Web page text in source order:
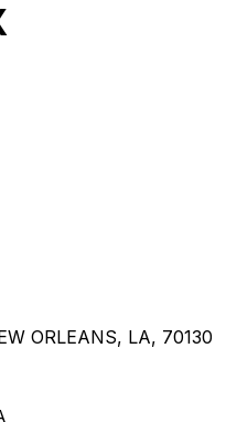
ORLEANS, LA, 70130